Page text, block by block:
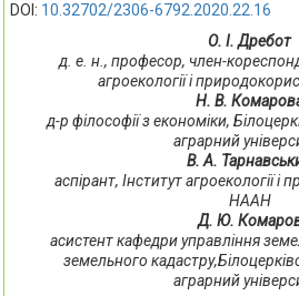
DOI: 10.32702/2306-6792.2020.22.16
О. І. Дребот
д. е. н., професор, член-
агроекології і
Н. В.
д-р філософії з економіки,
аграрний
В. А.
аспірант, Інститут агроекології
НААН
Д. Ю.
асистент кафедри управління
земельного
аграрний